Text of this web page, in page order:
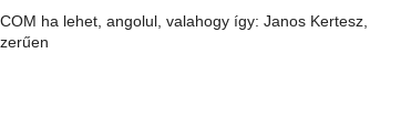
ha lehet, angolul, valahogy így: Janos Kertesz,